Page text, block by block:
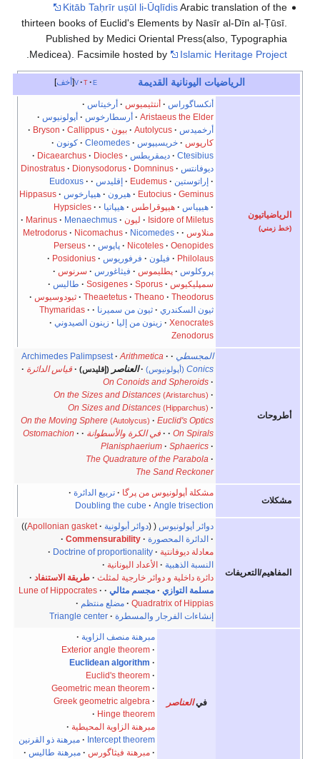
Kitāb Taḥrīr uṣūl li-ŪqlīdisArabic translation of the
thirteen books of Euclid's Elements by Nasīr al-Dīn al-Ṭūsī.
Published by Medici Oriental Press(also, Typographia
Medicea). Facsimile hosted by
Islamic Heritage Project
أخف v t e الرياضيات اليونانية القديمة
الرياضياتيون
(خط زمني)
أنكساگوراس أنتثيميوس
أرخيتاس
Aristaeus the Elder
أرسطارخوس
أپولونيوس
أرخميدس
Autolycus بيون Bryson
Callippus
كارپوس
خريسيپوس Cleomedes
كونون
Ctesibius
ديمقريطس Dicaearchus
Diocles
ديوفانتس
Dinostratus Dionysodorus
Domninus
إراتوستين
Eudemus إقليدس
Eudoxus
Eutocius
Geminus هيرون هيپارخوس
Hippasus
هيپياس
هيپوقراطس هيپاتيا
Hypsicles
Isidore of Miletus
ليون Marinus
Menaechmus
منلاوس
Metrodorus Nicomachus
Nicomedes
Nicoteles
Oenopides پاپوس
Perseus
Philolaus
فيلون فرفوريوس
Posidonius
پروكلوس
پطليموس فيثاغورس
سرنوس
سمپليكيوس
Sosigenes Sporus
طاليس
Theaetetus
Theano Theodorus
ثيودوسيوس
ثيون السكندري
ثيون من سميرنا
Thymaridas
Xenocrates
زينون من إليا
زينون الصيدوني
Zenodorus
أطروحات
المجسطي Archimedes Palimpsest
Arithmetica
Conics (أپولونيوس) العناصر (إقليدس)
قياس الدائرة
On Conoids and Spheroids
On the Sizes and Distances (Aristarchus)
On Sizes and Distances (Hipparchus)
On the Moving Sphere (Autolycus)
Euclid's Optics
On Spirals
في الكرة والأسطوانة
Ostomachion
Planisphaerium
Sphaerics
The Quadrature of the Parabola
The Sand Reckoner
مشكلات
مشكلة أپولونيوس من پرگا
تربيع الدائرة
Doubling the cube
Angle trisection
المفاهيم/التعريفات
دوائر أپولونيوس دوائر أبولونية
Apollonian gasket
الدائرة المحصورة
Commensurability
معادلة ديوفانتية
Doctrine of proportionality
النسبة الذهبية
الأعداد اليونانية
دائرة داخلية و دوائر خارجية لمثلث
طريقة الاستنفاد
مسلمة التوازي
مجسم مثالي
Lune of Hippocrates
Quadratrix of Hippias
مضلع منتظم
إنشاءات الفرجار والمسطرة
Triangle center
فيالعناصر
مبرهنة منصف الزاوية
Exterior angle theorem
Euclidean algorithm
Euclid's theorem
Geometric mean theorem
Greek geometric algebra
Hinge theorem
مبرهنة الزاوية المحيطية
Intercept theorem
مبرهنة ذو القرنين
مبرهنة فيثاگورس
مبرهنة طاليس